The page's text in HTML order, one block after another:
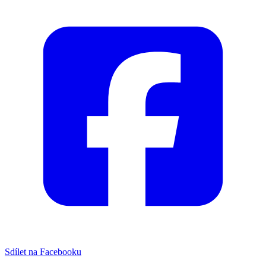
Sdílet na Facebooku